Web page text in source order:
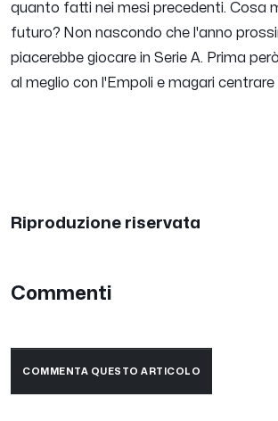
quanto fatti nei mesi precedenti. Cosa
futuro? Non nascondo che l'anno
piacerebbe giocare in Serie A. Prima
al meglio con l'Empoli e magari
Riproduzione riservata
Commenti
COMMENTA QUESTO ARTICOLO